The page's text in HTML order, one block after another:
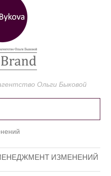
Ольги Быковой
ИЗМЕНЕНИЙ